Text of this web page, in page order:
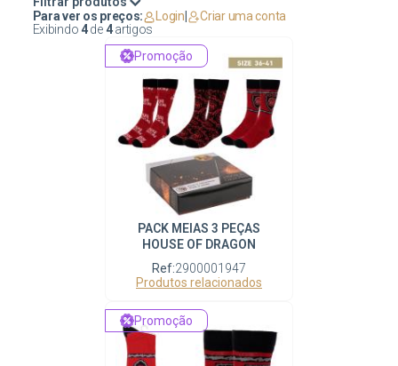
Exibindo4de4artigos
Para ver os preços: Login Criar uma conta
PACK MEIAS 3 PEÇAS
HOUSE OF DRAGON
Ref:2900001947
Produtos relacionados
Promoção
Promoção